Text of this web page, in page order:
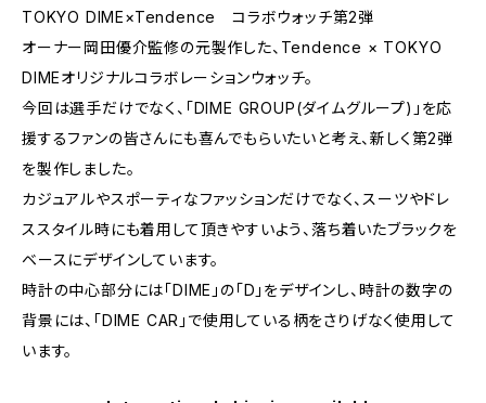
TOKYO DIME×Tendence コラボウォッチ第2弾
オーナー岡田優介監修の元製作した、Tendence × TOKYO
DIMEオリジナルコラボレーションウォッチ。
今回は選手だけでなく、「DIME GROUP(ダイムグループ)」を応
援するファンの皆さんにも喜んでもらいたいと考え、新しく第2弾
を製作しました。
カジュアルやスポーティなファッションだけでなく、スーツやドレ
ススタイル時にも着用して頂きやすいよう、落ち着いたブラックを
ベースにデザインしています。
時計の中心部分には「DIME」の「D」をデザインし、時計の数字の
背景には、「DIME CAR」で使用している柄をさりげなく使用して
います。